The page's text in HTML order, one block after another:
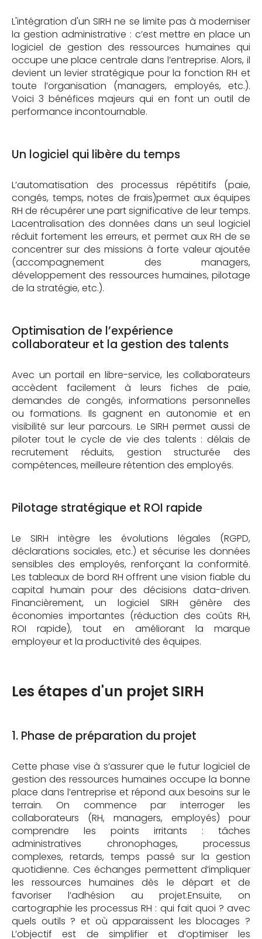
L'intégration d'un SIRH ne se limite pas à moderniser
la gestion administrative : c’est mettre en place un
logiciel de gestion des ressources humaines qui
occupe une place centrale dans l’entreprise. Alors, il
devient un levier stratégique pour la fonction RH et
toute l’organisation (managers, employés, etc.).
Voici 3 bénéfices majeurs qui en font un outil de
performance incontournable.
Un logiciel qui libère du temps
L’automatisation des processus répétitifs (paie,
congés, temps, notes de frais)permet aux équipes
RH de récupérer une part significative de leur temps.
Lacentralisation des données dans un seul logiciel
réduit fortement les erreurs, et permet aux RH de se
concentrer sur des missions à forte valeur ajoutée
(accompagnement des managers,
développement des ressources humaines, pilotage
de la stratégie, etc.).
Optimisation de l’expérience
collaborateur et la gestion des talents
Avec un portail en libre-service, les collaborateurs
accèdent facilement à leurs fiches de paie,
demandes de congés, informations personnelles
ou formations. Ils gagnent en autonomie et en
visibilité sur leur parcours. Le SIRH permet aussi de
piloter tout le cycle de vie des talents : délais de
recrutement réduits, gestion structurée des
compétences, meilleure rétention des employés.
Pilotage stratégique et ROI rapide
Le SIRH intègre les évolutions légales (RGPD,
déclarations sociales, etc.) et sécurise les données
sensibles des employés, renforçant la conformité.
Les tableaux de bord RH offrent une vision fiable du
capital humain pour des décisions data-driven.
Financièrement, un logiciel SIRH génère des
économies importantes (réduction des coûts RH,
ROI rapide), tout en améliorant la marque
employeur et la productivité des équipes.
Les étapes d'un projet SIRH
1. Phase de préparation du projet
Cette phase vise à s’assurer que le futur logiciel de
gestion des ressources humaines occupe la bonne
place dans l’entreprise et répond aux besoins sur le
terrain. On commence par interroger les
collaborateurs (RH, managers, employés) pour
comprendre les points irritants : tâches
administratives chronophages, processus
complexes, retards, temps passé sur la gestion
quotidienne. Ces échanges permettent d’impliquer
les ressources humaines dès le départ et de
favoriser l’adhésion au projet.Ensuite, on
cartographie les processus RH : qui fait quoi ? avec
quels outils ? et où apparaissent les blocages ?
L’objectif est de simplifier et d’optimiser les